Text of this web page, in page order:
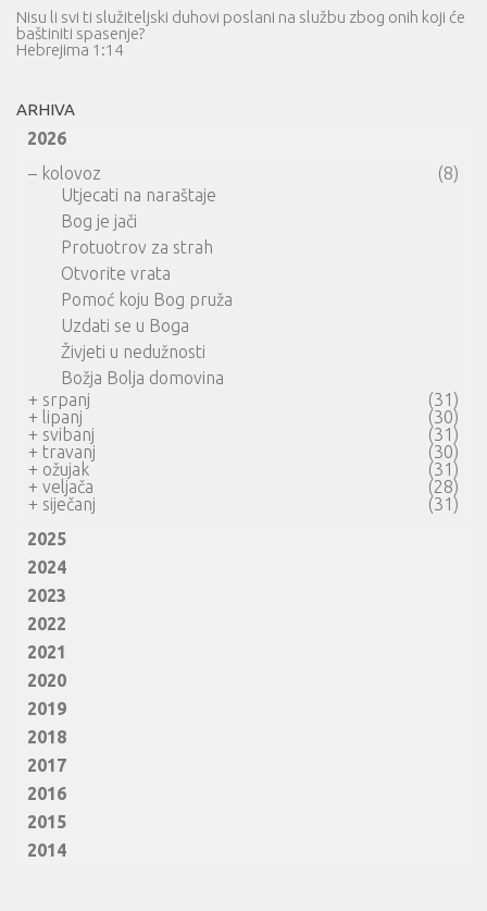
Nisu li svi ti služiteljski duhovi poslani na službu zbog onih koji će
baštiniti spasenje?
Hebrejima 1:14
ARHIVA
2026
– kolovoz
(8)
Utjecati na naraštaje
Bog je jači
Protuotrov za strah
Otvorite vrata
Pomoć koju Bog pruža
Uzdati se u Boga
Živjeti u nedužnosti
Božja Bolja domovina
+ srpanj
(31)
+ lipanj
(30)
+ svibanj
(31)
+ travanj
(30)
+ ožujak
(31)
+ veljača
(28)
+ siječanj
(31)
2025
2024
2023
2022
2021
2020
2019
2018
2017
2016
2015
2014